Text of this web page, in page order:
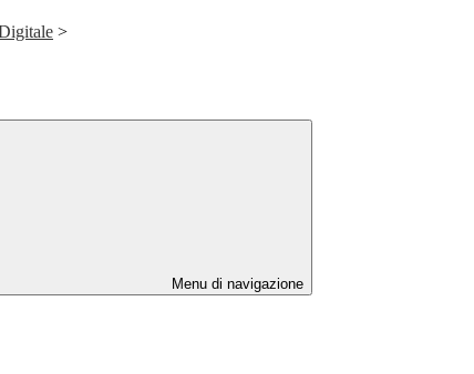
>
Menu di navigazione